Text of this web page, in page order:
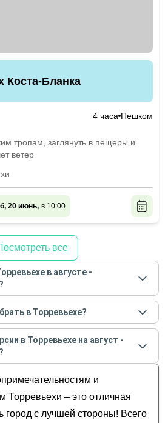
Коста-Бланка
4 часа Пешком
тропам, заглянуть в пещеры и
ветер
20 июнь, в 10:00
все
в августе -
местав Торревьехев августе -
в Торревьехе?
экскурсиив Торревьехев
2026года:
Коста-Бланки —
или Чаепитие в
в Торревьехе на август -
от 67до 400 EUR
и
Торревьехи – это отличная
город с лучшей стороны! Всего